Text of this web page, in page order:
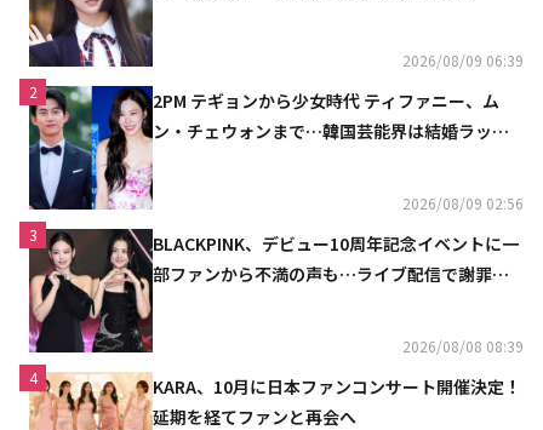
2026/08/09 06:39
2
2PM テギョンから少女時代 ティファニー、ム
ン・チェウォンまで…韓国芸能界は結婚ラッシ
2026/08/09 02:56
3
BLACKPINK、デビュー10周年記念イベントに一
部ファンから不満の声も…ライブ配信で謝罪
2026/08/08 08:39
4
KARA、10月に日本ファンコンサート開催決定！
延期を経てファンと再会へ